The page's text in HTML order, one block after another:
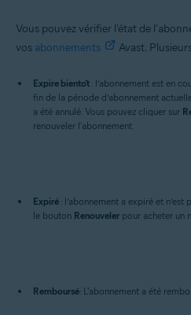
Vous pouvez vérifier l'état de
vos abonnements Avast.
Expire bientôt : l’abonnement est en
fin de la période d’abonnement
a été annulé. Vous pouvez cliquer sur
renouveler l'abonnement.
Expiré : l’abonnement a expiré et
le bouton Renouveler pour acheter un
Remboursé: L'abonnement a été